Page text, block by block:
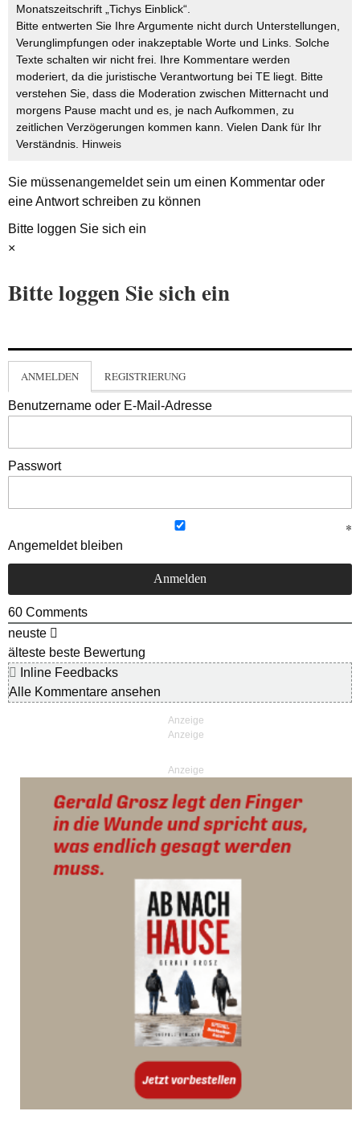
Monatszeitschrift „Tichys Einblick“.
Bitte entwerten Sie Ihre Argumente nicht durch Unterstellungen,
Verunglimpfungen oder inakzeptable Worte und Links. Solche
Texte schalten wir nicht frei. Ihre Kommentare werden
moderiert, da die juristische Verantwortung bei TE liegt. Bitte
verstehen Sie, dass die Moderation zwischen Mitternacht und
morgens Pause macht und es, je nach Aufkommen, zu
zeitlichen Verzögerungen kommen kann. Vielen Dank für Ihr
Verständnis. Hinweis
Sie müssenangemeldetsein um einen Kommentar oder
eine Antwort schreiben zu können
Bitte loggen Sie sich ein
×
Bitte loggen Sie sich ein
ANMELDEN REGISTRIERUNG
Benutzername oder E-Mail-Adresse
Passwort
Angemeldet bleiben
60 Comments
neuste
älteste beste Bewertung
Inline Feedbacks
Alle Kommentare ansehen
Anzeige